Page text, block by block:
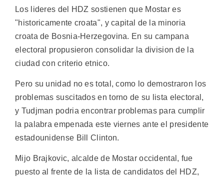
Los lideres del HDZ sostienen que Mostar es
"historicamente croata", y capital de la minoria
croata de Bosnia-Herzegovina. En su campana
electoral propusieron consolidar la division de la
ciudad con criterio etnico.
Pero su unidad no es total, como lo demostraron los
problemas suscitados en torno de su lista electoral,
y Tudjman podria encontrar problemas para cumplir
la palabra empenada este viernes ante el presidente
estadounidense Bill Clinton.
Mijo Brajkovic, alcalde de Mostar occidental, fue
puesto al frente de la lista de candidatos del HDZ,